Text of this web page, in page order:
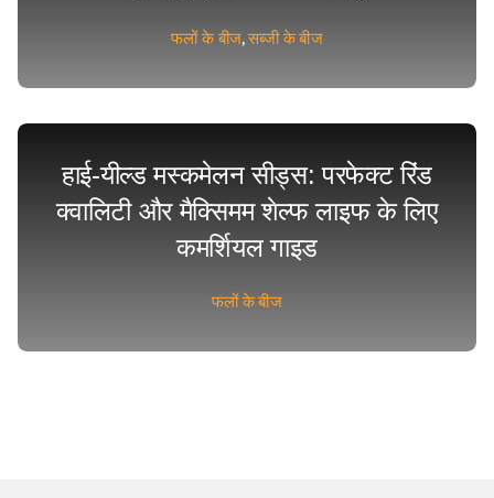
फलों के बीज,सब्जी के बीज
हाई-यील्ड मस्कमेलन सीड्स: परफेक्ट रिंड
क्वालिटी और मैक्सिमम शेल्फ लाइफ के लिए
कमर्शियल गाइड
फलों के बीज